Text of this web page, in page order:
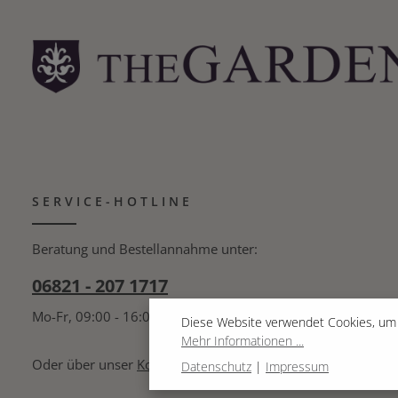
SERVICE-HOTLINE
Beratung und Bestellannahme unter:
06821 - 207 1717
Mo-Fr, 09:00 - 16:00 Uhr
Oder über unser Kontaktformular .
Diese Website verwendet Cookies,
Mehr Informationen ...
Datenschutz | Impressum